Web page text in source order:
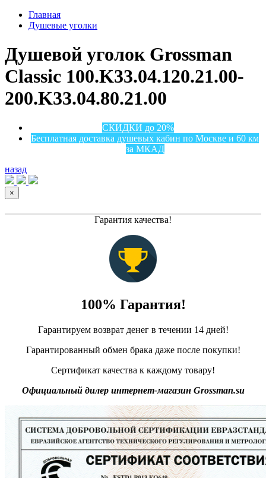
Главная
Душевые уголки
Душевой уголок Grossman
Classic 100.K33.04.120.21.00-
200.K33.04.80.21.00
СКИДКИ до 20%
Бесплатная доставка душевых кабин по Москве и 60 км
за МКАД
назад
×
Гарантия качества!
100% Гарантия!
Гарантируем возврат денег в течении 14 дней!
Гарантированный обмен брака даже после покупки!
Сертификат качества к каждому товару!
Официальный дилер интернет-магазин Grossman.su